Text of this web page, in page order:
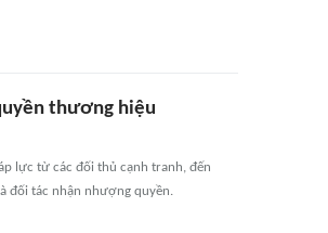
thương hiệu
lực từ các đối thủ cạnh tranh, đến
đối tác nhận nhượng quyền.